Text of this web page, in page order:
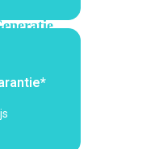
Wi-